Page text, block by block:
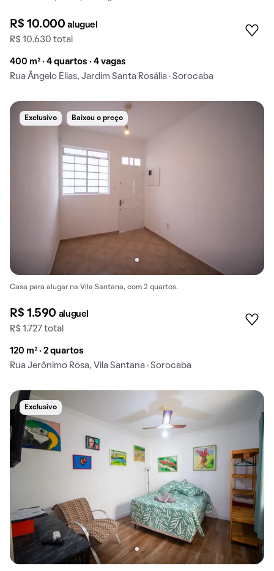
R$ 10.000aluguel
R$ 10.630 total
400 m² · 4 quartos · 4 vagas
Rua Ângelo Elias, Jardim Santa Rosália · Sorocaba
Exclusivo Baixou o preço
Casa para alugar na Vila Santana, com 2 quartos.
R$ 1.590 aluguel
R$ 1.727 total
120 m² · 2 quartos
Rua Jerônimo Rosa, Vila Santana · Sorocaba
Exclusivo